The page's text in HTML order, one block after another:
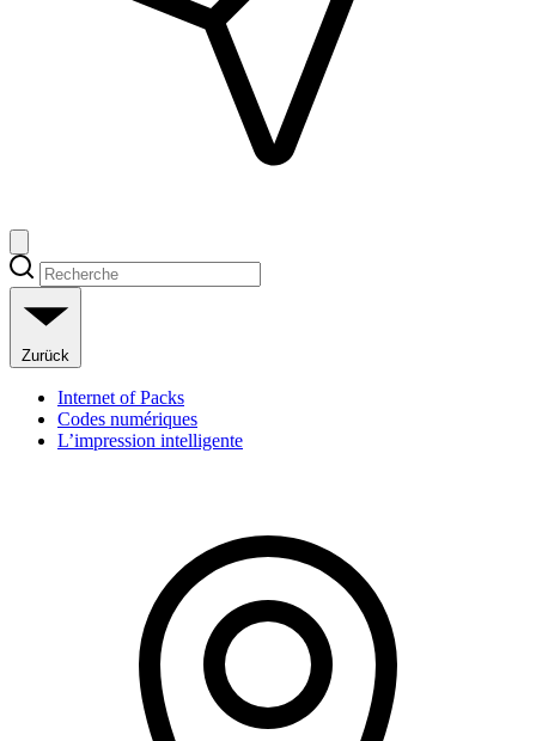
Zurück
Internet of Packs
Codes numériques
L’impression intelligente